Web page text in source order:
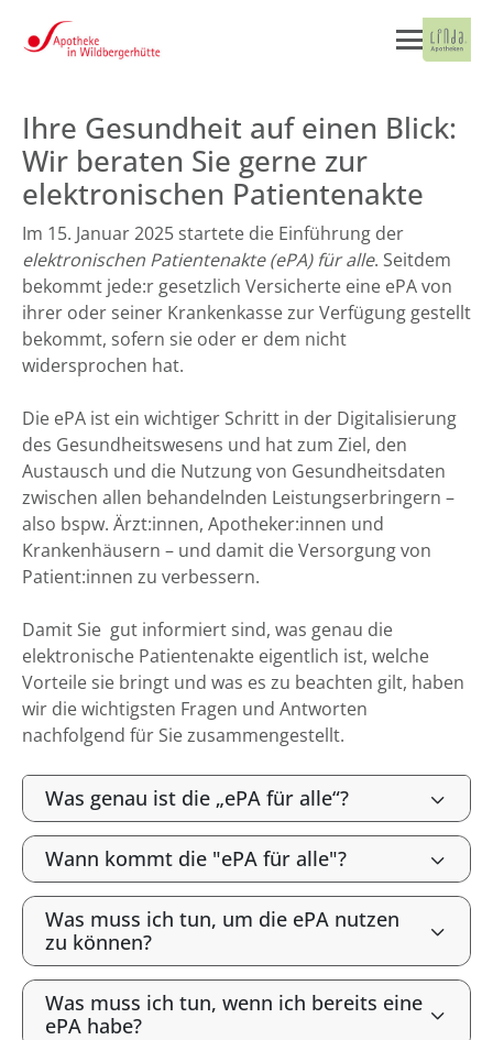
Ihre Gesundheit auf einen Blick:
Wir beraten Sie gerne zur
elektronischen Patientenakte
Im 15. Januar 2025 startete die Einführung der
elektronischen Patientenakte (ePA) für alle. Seitdem
bekommt jede:r gesetzlich Versicherte eine ePA von
ihrer oder seiner Krankenkasse zur Verfügung gestellt
bekommt, sofern sie oder er dem nicht
widersprochen hat.
Die ePA ist ein wichtiger Schritt in der Digitalisierung
des Gesundheitswesens und hat zum Ziel, den
Austausch und die Nutzung von Gesundheitsdaten
zwischen allen behandelnden Leistungserbringern –
also bspw. Ärzt:innen, Apotheker:innen und
Krankenhäusern – und damit die Versorgung von
Patient:innen zu verbessern.
Damit Sie gut informiert sind, was genau die
elektronische Patientenakte eigentlich ist, welche
Vorteile sie bringt und was es zu beachten gilt, haben
wir die wichtigsten Fragen und Antworten
nachfolgend für Sie zusammengestellt.
Was genau ist die „ePA für alle“?
Wann kommt die "ePA für alle"?
Was muss ich tun, um die ePA nutzen
zu können?
Was muss ich tun, wenn ich bereits eine
ePA habe?